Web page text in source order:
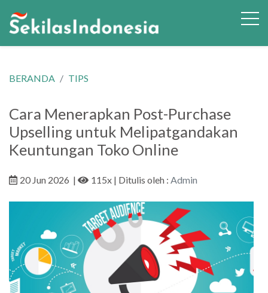
BERANDA TIPS
Cara Menerapkan Post-Purchase
Upselling untuk Melipatgandakan
Keuntungan Toko Online
20 Jun 2026 | 115x | Ditulis oleh : Admin